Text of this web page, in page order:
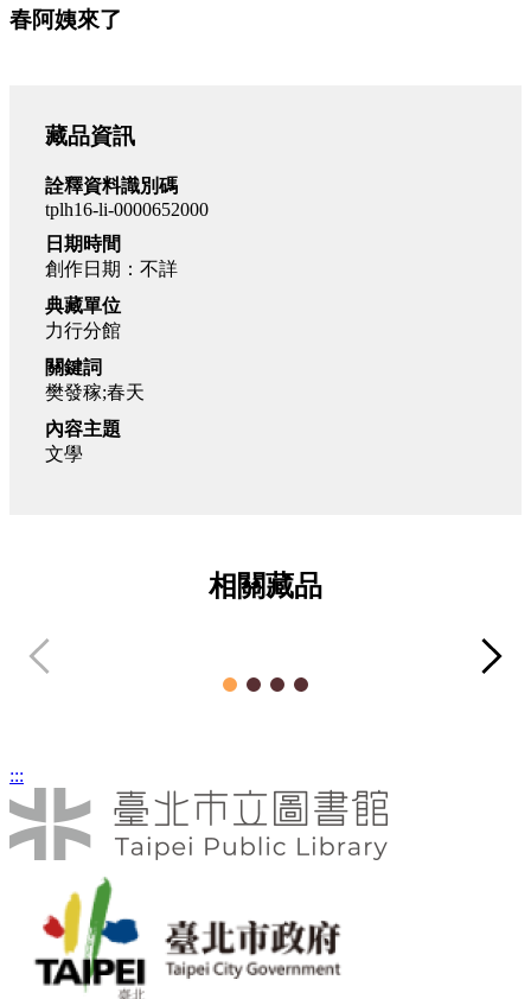
春阿姨來了
藏品資訊
詮釋資料識別碼
tplh16-li-0000652000
日期時間
創作日期：不詳
典藏單位
力行分館
關鍵詞
樊發稼;春天
內容主題
文學
相關藏品
:::